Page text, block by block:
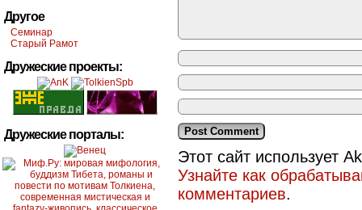
Другое
Семинар
Старый Рамот
Дружеские проекты:
Дружеские порталы:
Этот сайт использует
Узнайте как
комментариев.